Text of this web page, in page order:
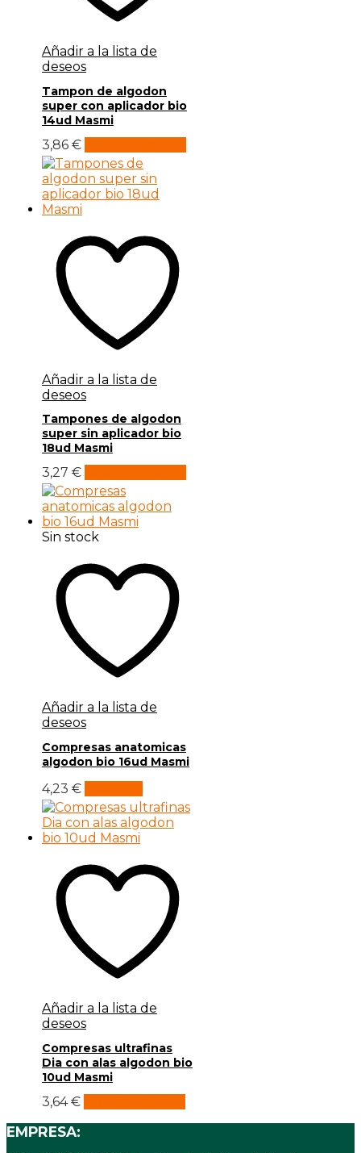
Añadir a la lista de
deseos
Tampon de algodon
super con aplicador bio
14ud Masmi
3,86 €
Añadir a la lista de
deseos
Tampones de algodon
super sin aplicador bio
18ud Masmi
3,27 €
Sin stock
Añadir a la lista de
deseos
Compresas anatomicas
algodon bio 16ud Masmi
4,23 €
Añadir a la lista de
deseos
Compresas ultrafinas
Dia con alas algodon bio
10ud Masmi
3,64€
EMPRESA: